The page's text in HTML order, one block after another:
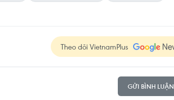
Theo dõi VietnamPlus
GỬI BÌNH LUẬN